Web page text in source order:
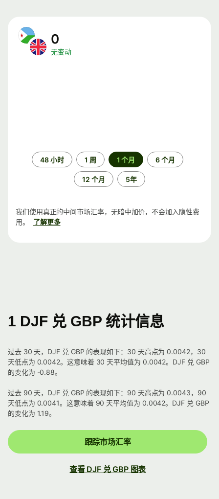
0
无变动
48 小时 1 周 1 个月 6 个月
12 个月 5年
我们使用真正的中间市场汇率，无暗中加价，不会加入隐性费
用。
了解更多
1 DJF 兑 GBP 统计信息
过去 30 天，DJF 兑 GBP 的表现如下：30 天高点为 0.0042，30
天低点为 0.0042。这意味着 30 天平均值为 0.0042。DJF 兑 GBP
的变化为 -0.88。
过去 90 天，DJF 兑 GBP 的表现如下：90 天高点为 0.0043，90
天低点为 0.0041。这意味着 90 天平均值为 0.0042。DJF 兑 GBP
的变化为 1.19。
跟踪市场汇率
查看 DJF 兑 GBP 图表